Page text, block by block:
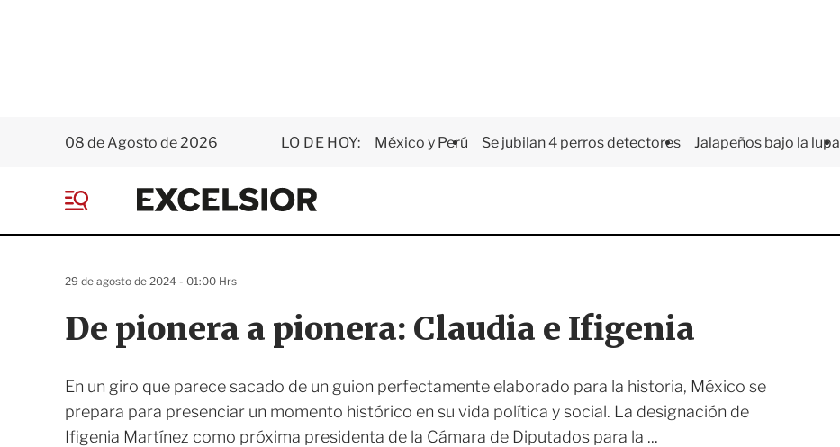
08 de Agosto de 2026 LO DE HOY: México y Perú Se jubilan 4 perros detectores Jalapeños bajo la lupa
E
x
e
r
e
De pionera a pionera: Claudia e Ifigenia
En un giro que parece sacado de un guion perfectamente elaborado para la historia, México se
prepara para presenciar un momento histórico en su vida política y social. La designación de
Ifigenia Martínez como próxima presidenta de la Cámara de Diputados para la ...
29 de agosto de 2024 - 01:00 Hrs